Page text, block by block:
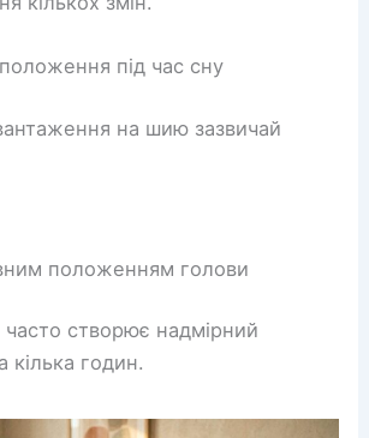
під час сну
на шию зазвичай
положенням голови
створює надмірний
кілька годин.